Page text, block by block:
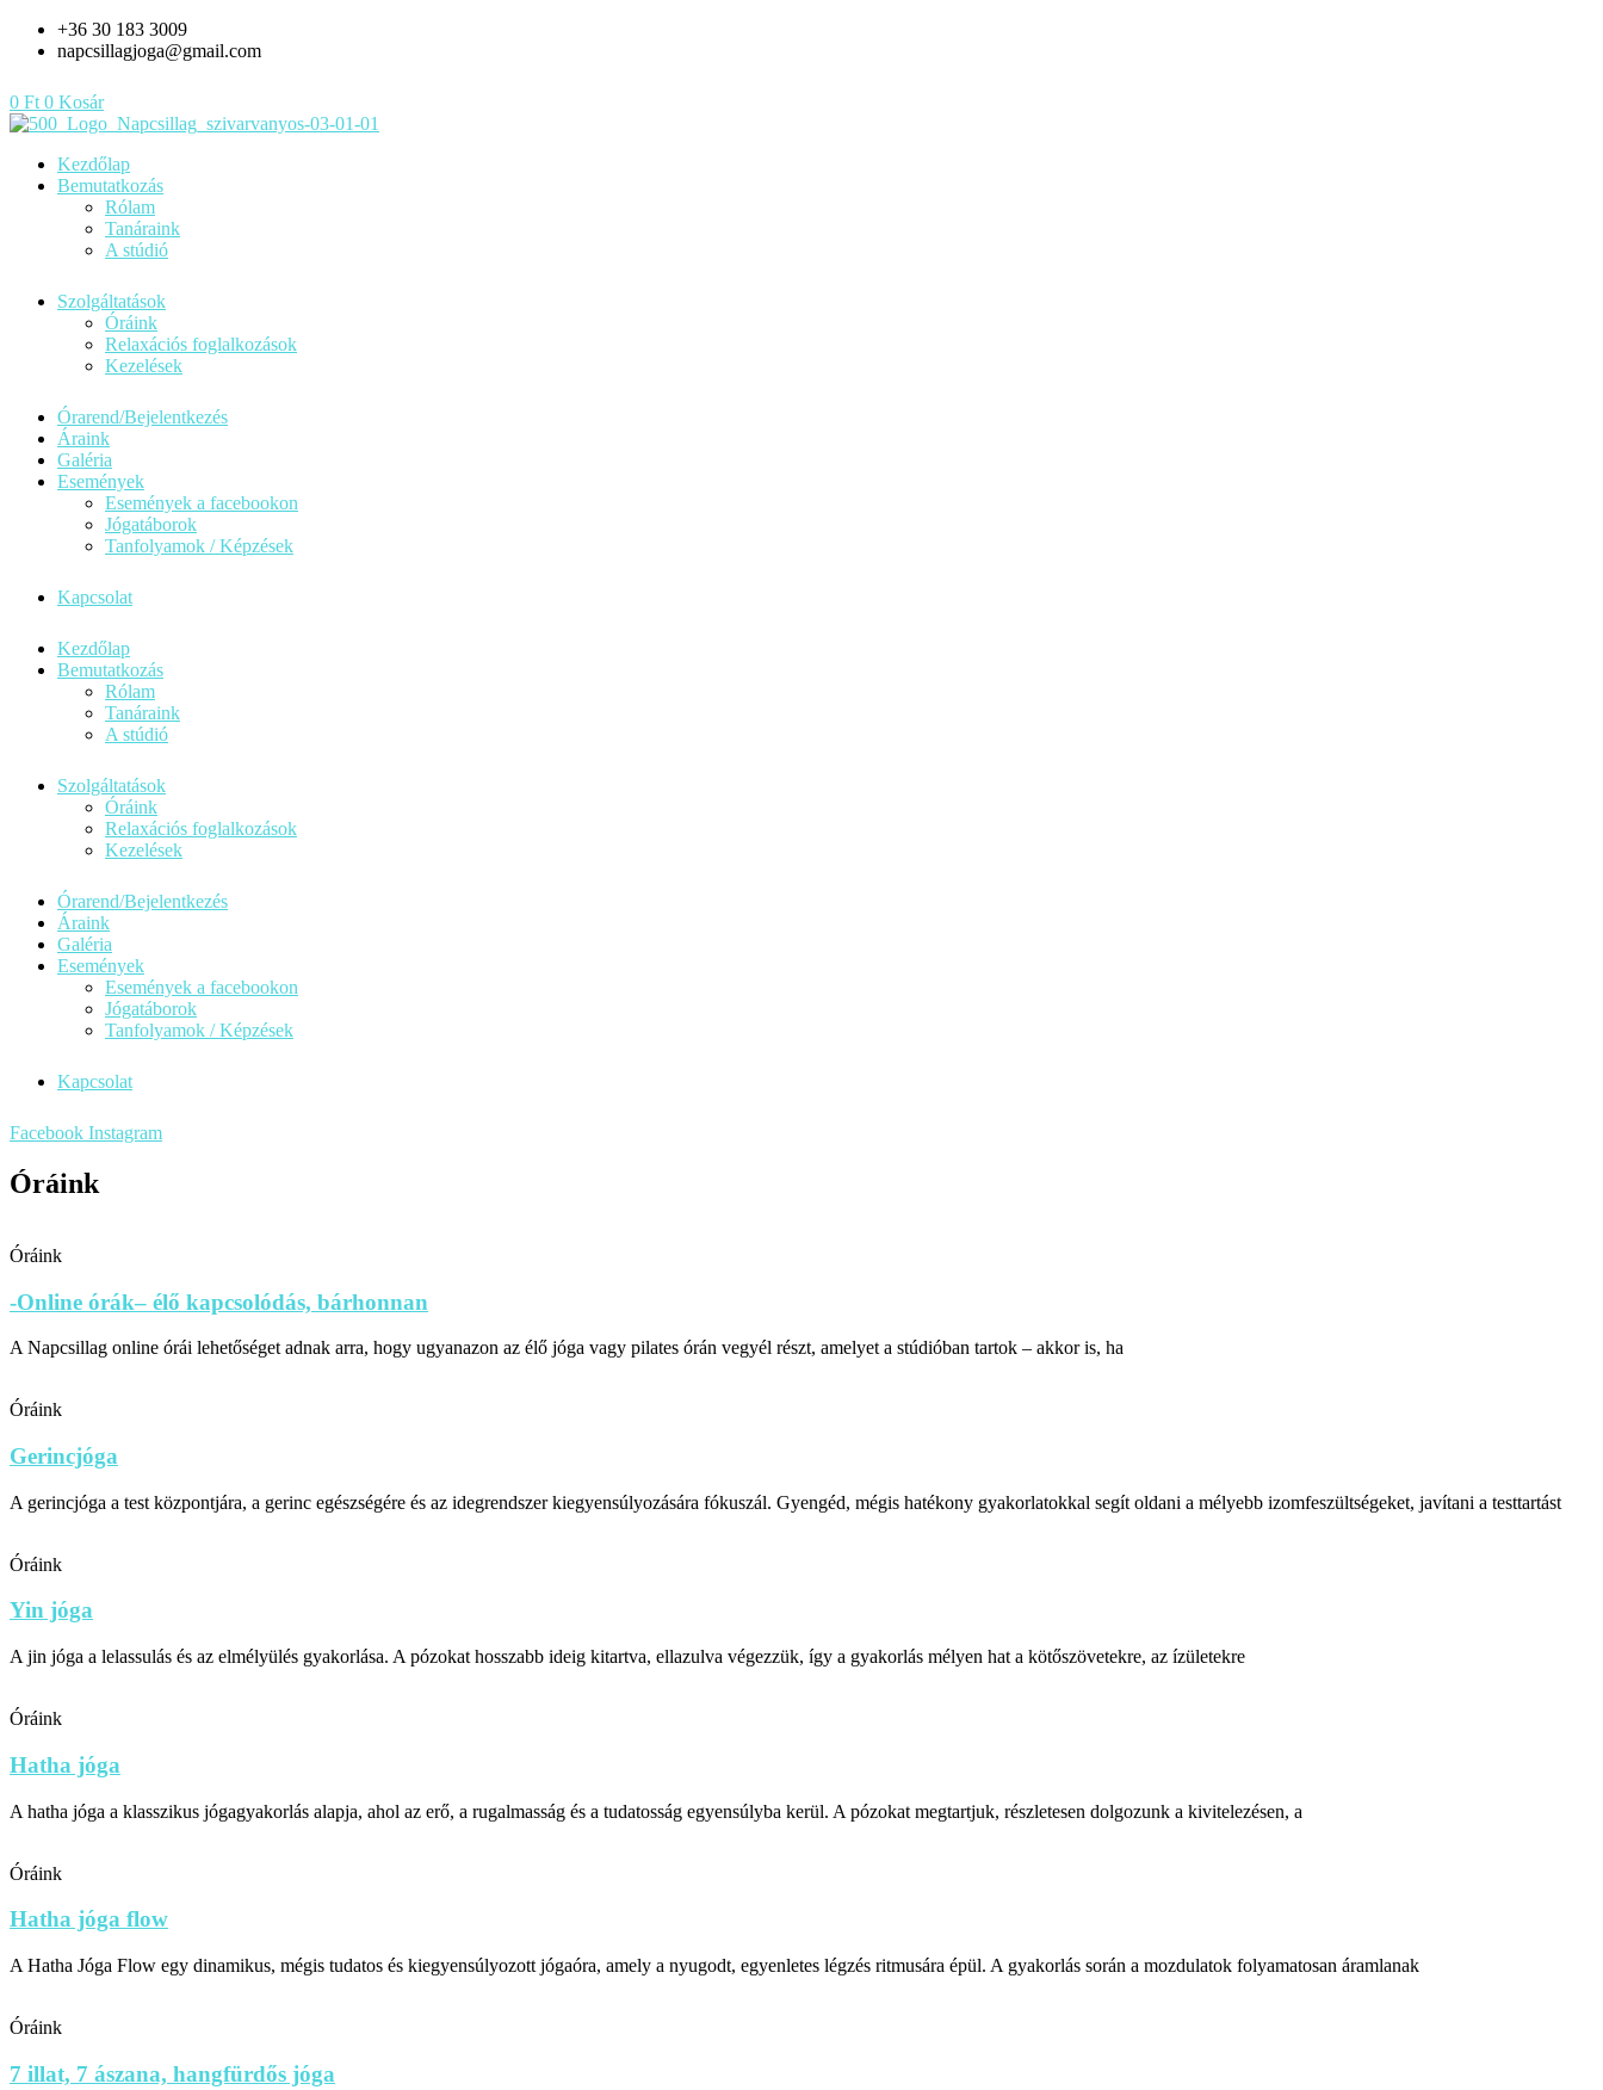
Skip
+36 30 183 3009
napcsillagjoga@gmail.com
0 Ft 0 Kosár
Kezdőlap
Bemutatkozás
Rólam
Tanáraink
A stúdió
Szolgáltatások
Óráink
Relaxációs foglalkozások
Kezelések
Órarend/Bejelentkezés
Áraink
Galéria
Események
Események a facebookon
Jógatáborok
Tanfolyamok / Képzések
Kapcsolat
Kezdőlap
Bemutatkozás
Rólam
Tanáraink
A stúdió
Szolgáltatások
Óráink
Relaxációs foglalkozások
Kezelések
Órarend/Bejelentkezés
Áraink
Galéria
Események
Események a facebookon
Jógatáborok
Tanfolyamok / Képzések
Kapcsolat
Facebook Instagram
Óráink
Óráink
-Online órák– élő kapcsolódás, bárhonnan
A Napcsillag online órái lehetőséget adnak arra, hogy ugyanazon az élő jóga vagy pilates órán vegyél részt, amelyet a stúdióban tartok – akkor is, ha
Óráink
Gerincjóga
A gerincjóga a test központjára, a gerinc egészségére és az idegrendszer kiegyensúlyozására fókuszál. Gyengéd, mégis hatékony gyakorlatokkal segít oldani a mélyebb izomfeszültségeket, javítani a testtartást
Óráink
Yin jóga
A jin jóga a lelassulás és az elmélyülés gyakorlása. A pózokat hosszabb ideig kitartva, ellazulva végezzük, így a gyakorlás mélyen hat a kötőszövetekre, az ízületekre
Óráink
Hatha jóga
A hatha jóga a klasszikus jógagyakorlás alapja, ahol az erő, a rugalmasság és a tudatosság egyensúlyba kerül. A pózokat megtartjuk, részletesen dolgozunk a kivitelezésen, a
Óráink
Hatha jóga flow
A Hatha Jóga Flow egy dinamikus, mégis tudatos és kiegyensúlyozott jógaóra, amely a nyugodt, egyenletes légzés ritmusára épül. A gyakorlás során a mozdulatok folyamatosan áramlanak
Óráink
7 illat, 7 ászana, hangfürdős jóga